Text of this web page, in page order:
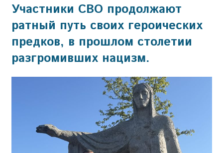
года
Участники СВО продолжают
ратный путь своих героических
предков, в прошлом столетии
разгромивших нацизм.